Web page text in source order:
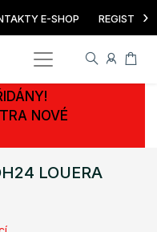
E-SHOP ›
NOVÉ
LOUERA